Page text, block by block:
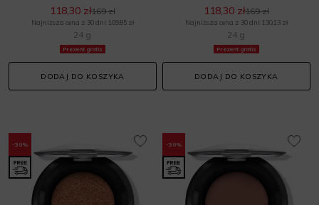
Prezent gratis
118,30 zł169 zł
Najniższa cena z 30 dni: 109,85 zł
24 g
DODAJ DO KOSZYKA
Prezent gratis
118,30 zł169 zł
Najniższa cena z 30 dni: 130,13 zł
24 g
DODAJ DO KOSZYKA
-30% -30%